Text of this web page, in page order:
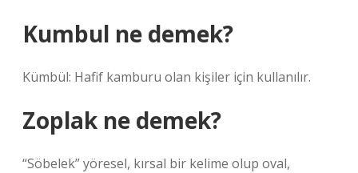
Kumbul ne demek?
Kümbül: Hafif kamburu olan kişiler için kullanılır.
Zoplak ne demek?
“Söbelek” yöresel, kırsal bir kelime olup oval,